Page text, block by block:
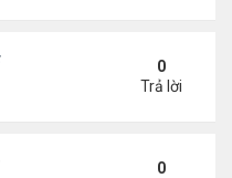
trị vô sinh nam nặng
0
Trả lời
đến đường huyết
0